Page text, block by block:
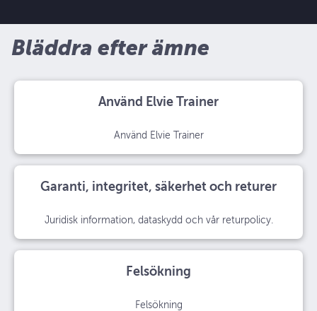
Bläddra efter ämne
Använd Elvie Trainer
Använd Elvie Trainer
Garanti, integritet, säkerhet och returer
Juridisk information, dataskydd och vår returpolicy.
Felsökning
Felsökning